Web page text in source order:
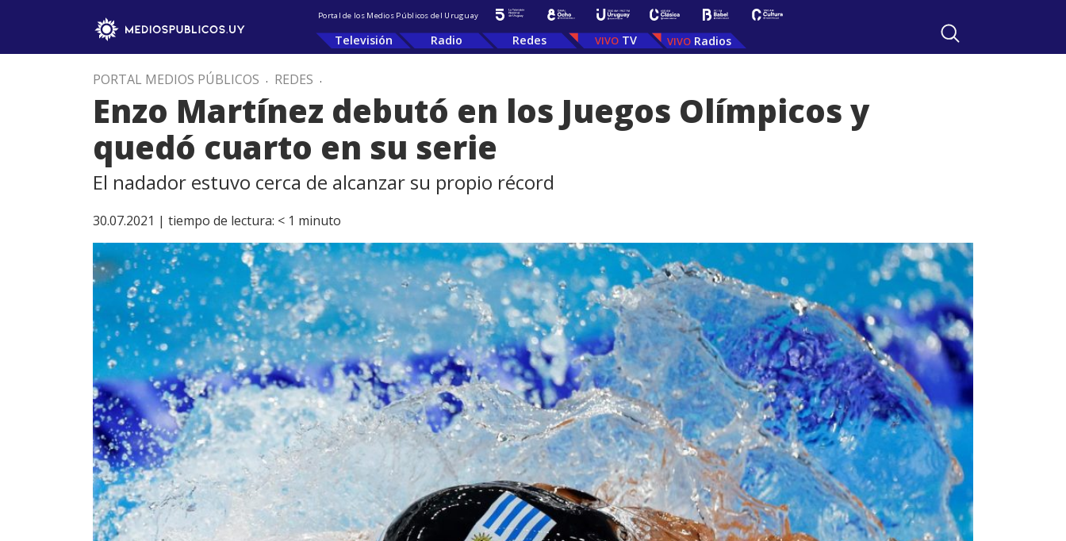
Portal de los Medios Públicos del Uruguay
Televisión Radio Redes TV Radios
PORTAL MEDIOS PÚBLICOS . REDES .
Enzo Martínez debutó en los Juegos Olímpicos y
quedó cuarto en su serie
El nadador estuvo cerca de alcanzar su propio récord
30.07.2021 | tiempo de lectura: < 1 minuto